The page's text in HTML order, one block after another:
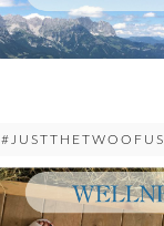
#JUSTTHETWOOFUS